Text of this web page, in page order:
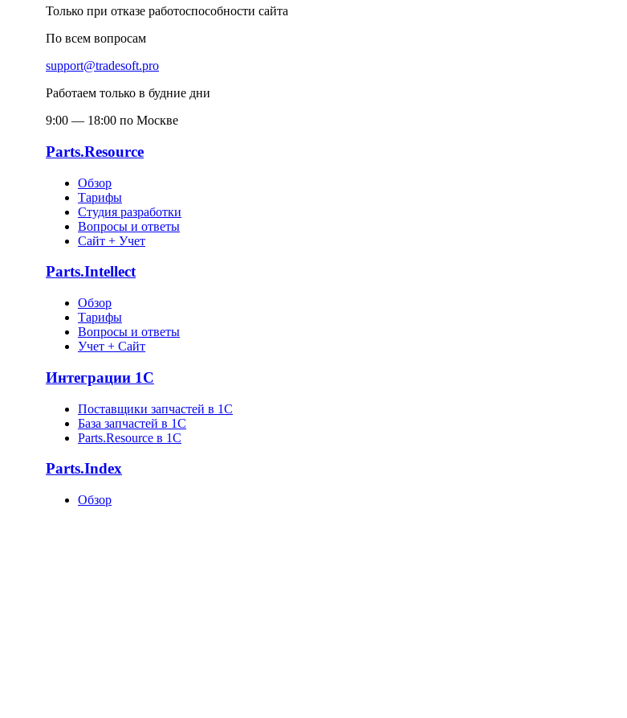
Только при отказе работоспособности сайта
По всем вопросам
support@tradesoft.pro
Работаем только в будние дни
9:00 — 18:00 по Москве
Parts.Resource
Обзор
Тарифы
Студия разработки
Вопросы и ответы
Сайт + Учет
Parts.Intellect
Обзор
Тарифы
Вопросы и ответы
Учет + Сайт
Интеграции 1С
Поставщики запчастей в 1C
База запчастей в 1С
Parts.Resource в 1C
Parts.Index
Обзор